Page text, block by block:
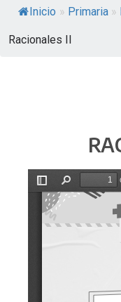
Inicio » Primaria »
Racionales II